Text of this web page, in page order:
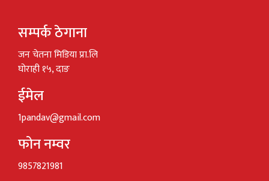
सम्पर्क ठेगाना
जन चेतना मिडिया प्रा.लि
घोराही १५, दाङ
ईमेल
1pandav@gmail.com
फोन नम्वर
9857821981